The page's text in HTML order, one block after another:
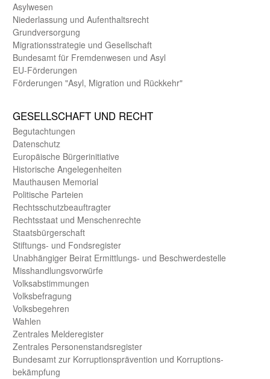
Asyl­wesen
Nieder­lassung und Aufent­halts­recht
Grund­versorgung
Migrations­strategie und Gesell­schaft
Bundes­amt für Fremden­wesen und Asyl
EU-Förde­rungen
Förderungen "Asyl, Migration und Rückkehr"
GE­SELL­SCHAFT UND RECHT
Begut­achtungen
Daten­schutz
Europäische Bürger­initiative
Historische Angelegen­heiten
Mauthausen Memorial
Politische Parteien
Rechts­schutz­beauftragter
Rechts­staat und Menschen­rechte
Staats­bürger­schaft
Stiftungs- und Fonds­register
Unab­hängiger Beirat Ermittlungs- und Beschwerde­stelle
Misshandlungs­vorwürfe
Volks­abstimmungen
Volks­befragung
Volks­begehren
Wahlen
Zentrales Melde­register
Zentrales Personen­stands­register
Bundes­amt zur Korrup­tions­prävention und Korrup­tions­
bekämpfung